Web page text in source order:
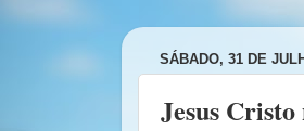
SÁBADO, 31 DE
Jesus